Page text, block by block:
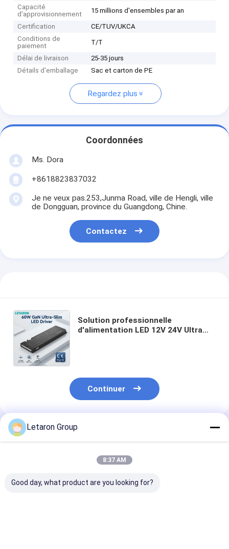
Capacité
d'approvisionnement
15 millions d'ensembles par an
Certification
CE/TUV/UKCA
Conditions de
paiement
T/T
Délai de livraison
25-35 jours
Détails d'emballage
Sac et carton de PE
Regardez plus
Coordonnées
Ms. Dora
+8618823837032
Je ne veux pas.253,Junma Road, ville de Hengli, ville
de Dongguan, province du Guangdong, Chine.
Contactez
Solution professionnelle
d'alimentation LED 12V 24V Ultra
Continuer
Produits Recommandés
Letaron Group
8:37 AM
Good day, what product are you looking for?